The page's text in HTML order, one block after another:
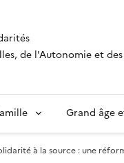
de l'Autonomie et
Grand âge
à la source : une